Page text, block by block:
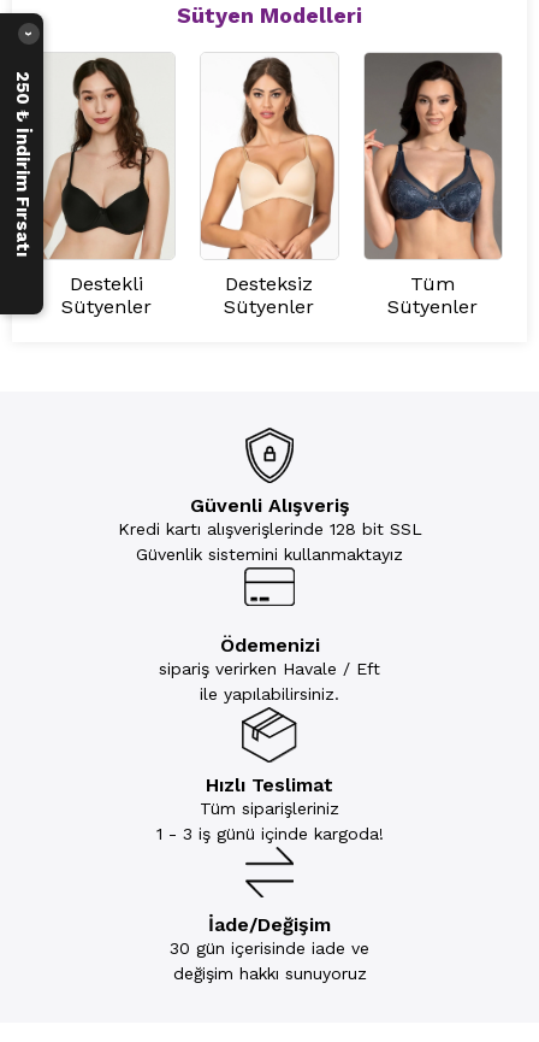
Sütyen Modelleri
Destekli
Sütyenler
Desteksiz
Sütyenler
Tüm
Sütyenler
Güvenli Alışveriş
Kredi kartı alışverişlerinde 128 bit SSL
Güvenlik sistemini kullanmaktayız
Ödemenizi
sipariş verirken Havale / Eft
ile yapılabilirsiniz.
Hızlı Teslimat
Tüm siparişleriniz
1 - 3 iş günü içinde kargoda!
İade/Değişim
30 gün içerisinde iade ve
değişim hakkı sunuyoruz
250 ₺ İndirim Fırsatı
›